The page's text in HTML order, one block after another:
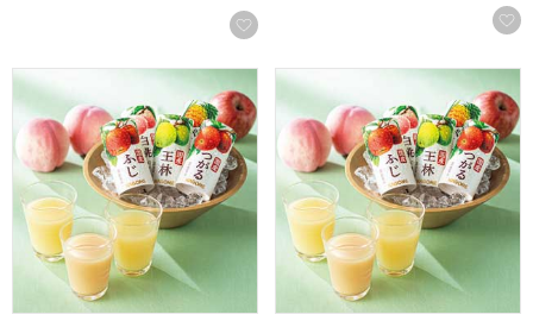
お気に入りに登録する
カゴメ 国産プレミアムフルーツジュースギフト【夏の贈り
カゴメ 国産プレミアムフル